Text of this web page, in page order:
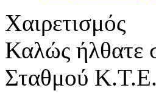
Χαιρετισμός
Καλώς ήλθατε
Σταθμού